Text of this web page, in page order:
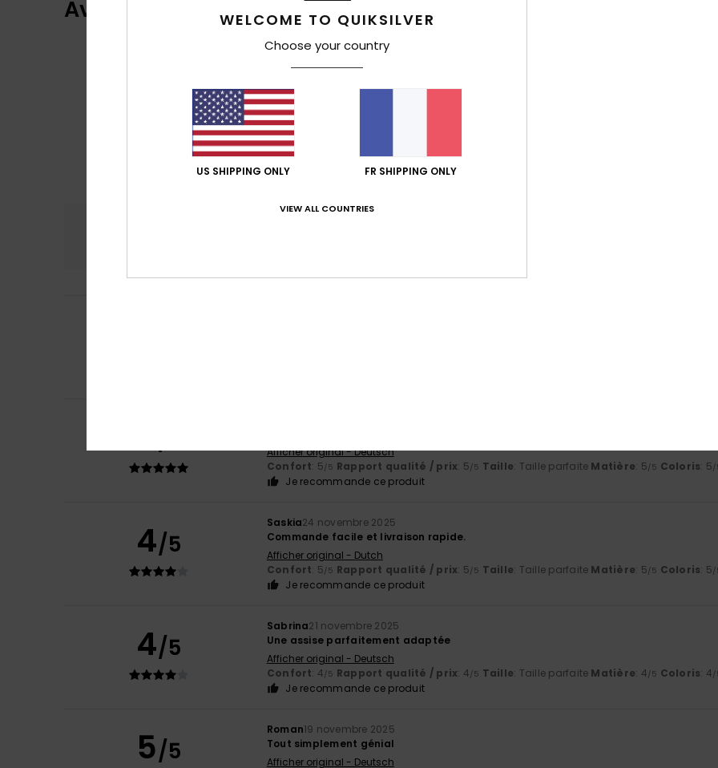
Avis clients
basé sur
Afficher original - Deutsch
Confort: 5/5 Rapport qualité / prix: 5/5 Taille: Taille parfaite Matière: 5/5 Coloris: 5/
Je recommande ce produit
4/5
Saskia24 novembre 2025
Commande facile et livraison rapide.
Afficher original - Dutch
Confort: 5/5 Rapport qualité / prix: 5/5 Taille: Taille parfaite Matière: 5/5 Coloris: 5/
Je recommande ce produit
4/5
Sabrina21 novembre 2025
Une assise parfaitement adaptée
Afficher original - Deutsch
Confort: 4/5 Rapport qualité / prix: 4/5 Taille: Taille parfaite Matière: 4/5 Coloris: 4/
Je recommande ce produit
5/5
Roman19 novembre 2025
Tout simplement génial
Afficher original - Deutsch
WELCOME TO QUIKSILVER
Choose your country
US SHIPPING ONLY FR SHIPPING ONLY
VIEW ALL COUNTRIES